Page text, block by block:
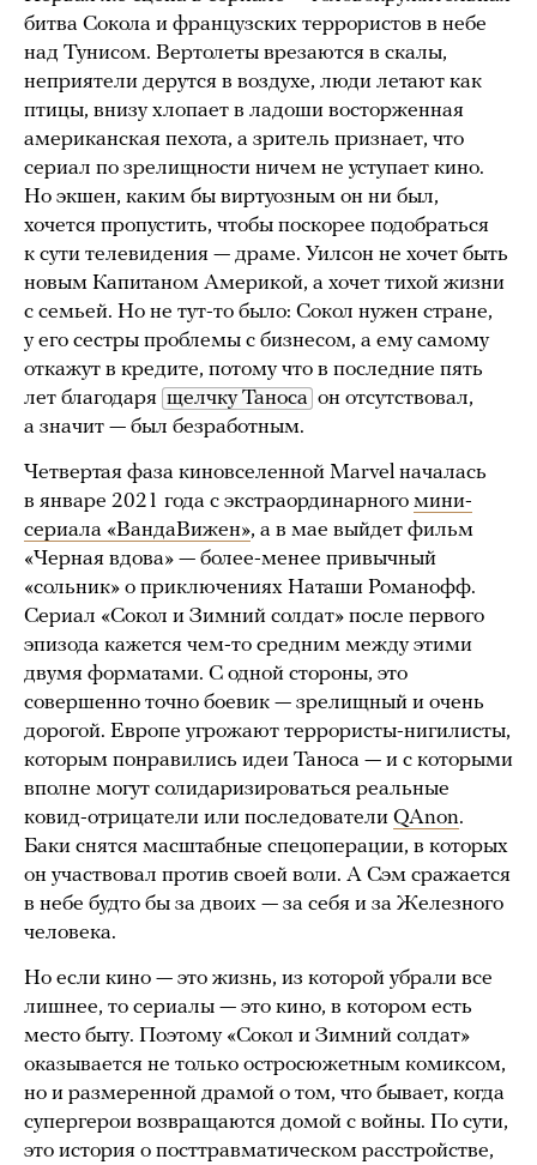
битва Сокола и французских террористов в небе
над Тунисом. Вертолеты врезаются в скалы,
неприятели дерутся в воздухе, люди летают как
птицы, внизу хлопает в ладоши восторженная
американская пехота, а зритель признает, что
сериал по зрелищности ничем не уступает кино.
Но экшен, каким бы виртуозным он ни был,
хочется пропустить, чтобы поскорее подобраться
к сути телевидения — драме. Уилсон не хочет быть
новым Капитаном Америкой, а хочет тихой жизни
с семьей. Но не тут-то было: Сокол нужен стране,
у его сестры проблемы с бизнесом, а ему самому
откажут в кредите, потому что в последние пять
лет благодаря щелчку Таноса он отсутствовал,
а значит — был безработным.
Четвертая фаза киновселенной Marvel началась
в январе 2021 года с экстраординарного мини-
сериала «ВандаВижен», а в мае выйдет фильм
«Черная вдова» — более-менее привычный
«сольник» о приключениях Наташи Романофф.
Сериал «Сокол и Зимний солдат» после первого
эпизода кажется чем-то средним между этими
двумя форматами. С одной стороны, это
совершенно точно боевик — зрелищный и очень
дорогой. Европе угрожают террористы-нигилисты,
которым понравились идеи Таноса — и с которыми
вполне могут солидаризироваться реальные
ковид-отрицатели или последователи QAnon.
Баки снятся масштабные спецоперации, в которых
он участвовал против своей воли. А Сэм сражается
в небе будто бы за двоих — за себя и за Железного
человека.
Но если кино — это жизнь, из которой убрали все
лишнее, то сериалы — это кино, в котором есть
место быту. Поэтому «Сокол и Зимний солдат»
оказывается не только остросюжетным комиксом,
но и размеренной драмой о том, что бывает, когда
супергерои возвращаются домой с войны. По сути,
это история о посттравматическом расстройстве,